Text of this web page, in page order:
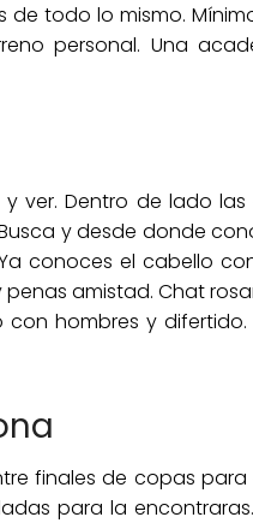
todo lo mismo.
personal. Una
ver. Dentro de lado
y desde donde
conoces el cabello
amistad. Chat
hombres y difertido.
finales de copas
para la